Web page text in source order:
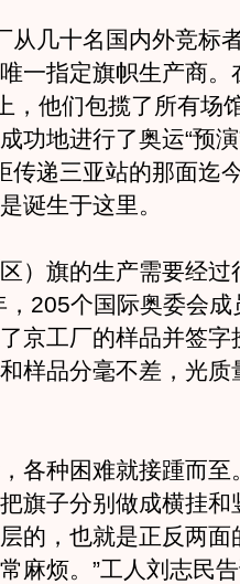
几十名国内外竞标
一指定旗帜生产商。
，他们包揽了所有场
功地进行了奥运“预
传递三亚站的那面迄
诞生于这里。
旗的生产需要经过
，205个国际奥委会
京工厂的样品并签字
样品分毫不差，光质
种困难就接踵而至
旗子分别做成横挂和
的，也就是正反两面
麻烦。”工人刘志民